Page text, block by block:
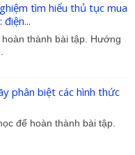
tìm hiểu thủ tục mua
thành bài tập. Hướng
phân biệt các hình thức
để hoàn thành bài tập.